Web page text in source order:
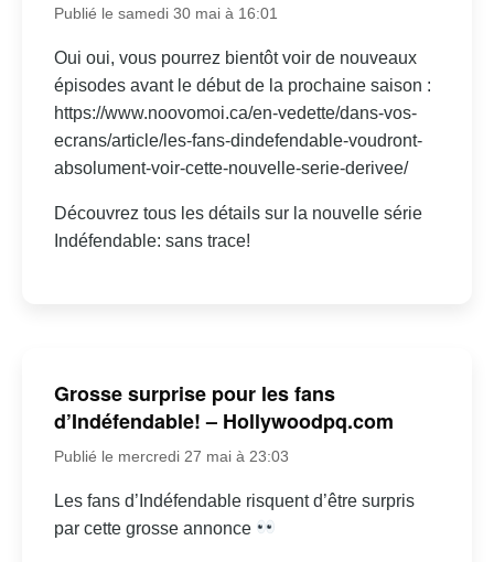
Publié le samedi 30 mai à 16:01
Oui oui, vous pourrez bientôt voir de nouveaux
épisodes avant le début de la prochaine saison :
https://www.noovomoi.ca/en-vedette/dans-vos-
ecrans/article/les-fans-dindefendable-voudront-
absolument-voir-cette-nouvelle-serie-derivee/
Découvrez tous les détails sur la nouvelle série
Indéfendable: sans trace!
Grosse surprise pour les fans
d’Indéfendable! – Hollywoodpq.com
Publié le mercredi 27 mai à 23:03
Les fans d’Indéfendable risquent d’être surpris
par cette grosse annonce